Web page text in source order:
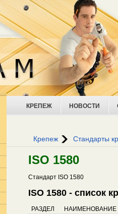
КРЕПЕЖ НОВОСТИ
Крепеж Стандарты
ISO 1580
Стандарт ISO 1580
ISO 1580 - список
РАЗДЕЛ НАИМЕНОВАНИЕ